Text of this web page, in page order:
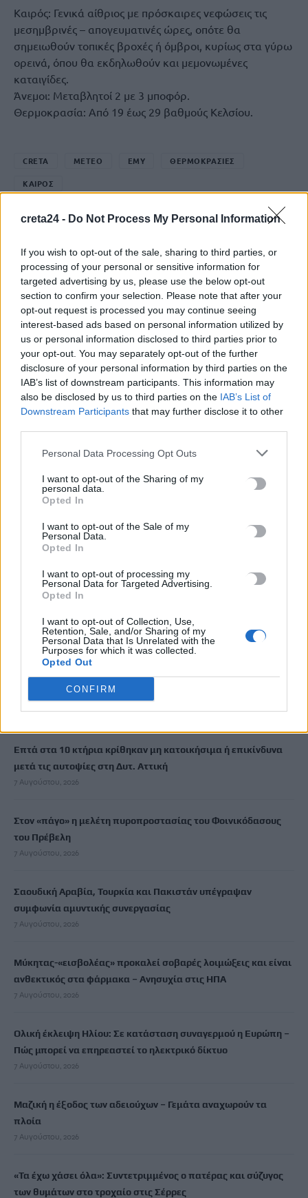
creta24 - Do Not Process My Personal Information
If you wish to opt-out of the sale, sharing to third parties, or
processing of your personal or sensitive information for
targeted advertising by us, please use the below opt-out
section to confirm your selection. Please note that after your
opt-out request is processed you may continue seeing
interest-based ads based on personal information utilized by
us or personal information disclosed to third parties prior to
your opt-out. You may separately opt-out of the further
disclosure of your personal information by third parties on the
IAB’s list of downstream participants. This information may
also be disclosed by us to third parties on the IAB’s List of
Downstream Participants that may further disclose it to other
Personal Data Processing Opt Outs
I want to opt-out of the Sharing of my
personal data.
Opted In
I want to opt-out of the Sale of my
Personal Data.
Opted In
I want to opt-out of processing my
Personal Data for Targeted Advertising.
Opted In
I want to opt-out of Collection, Use,
Retention, Sale, and/or Sharing of my
Personal Data that Is Unrelated with the
Purposes for which it was collected.
Opted Out
CONFIRM
Καιρός: Γενικά αίθριος με πρόσκαιρες νεφώσεις τις
μεσημβρινές – απογευματινές ώρες, οπότε θα
σημειωθούν τοπικές βροχές ή όμβροι, κυρίως στα γύρω
ορεινά, όπου θα εκδηλωθούν και μεμονωμένες
καταιγίδες.
Άνεμοι: Μεταβλητοί 2 με 3 μποφόρ.
Θερμοκρασία: Από 19 έως 29 βαθμούς Κελσίου.
CRETA METEO ΕΜΥ ΘΕΡΜΟΚΡΑΣΙΕΣ
ΚΑΙΡΟΣ
Έλενα Τοπαλίδου: Νέα αναβολή
στη δίκη για οδήγηση υπό την
επήρεια αλκοόλ
8 Ιουνίου, 2026
ΕΠΌΜΕΝΟ
Ισχυρό το μήνυμα της ημερίδας
για Η βιώσιμη κινητικότητα στο
επίκεντρο της ημερίδας για «Το
μέλλον της αστικής
τροφίμων και της βιώσιμης
κινητικότητας»
Μην χάνεις είδηση. Βάλε το
στην
ΠΡΟΣΘΕΣΕ ΤΟ CRETA24ΣΤΗΝ GOOGLE
ΡΟΗ ΕΙΔΗΣΕΩΝ
Σοβαρή καταγγελία: Τουρίστας στην Κρήτη επιχείρησε να
χρηματίσει υπάλληλο για να του επιτρέψει να ασελγήσει σε
7 Αυγούστου, 2026
Επτά στα 10 κτήρια κρίθηκαν μη κατοικήσιμα ή επικίνδυνα
μετά τις αυτοψίες στη Δυτ. Αττική
7 Αυγούστου, 2026
Στον «πάγο» η μελέτη πυροπροστασίας του Φοινικόδασους
του Πρέβελη
7 Αυγούστου, 2026
Σαουδική Αραβία, Τουρκία και Πακιστάν υπέγραψαν
συμφωνία αμυντικής συνεργασίας
7 Αυγούστου, 2026
Μύκητας-«εισβολέας» προκαλεί σοβαρές λοιμώξεις και είναι
ανθεκτικός στα φάρμακα – Ανησυχία στις ΗΠΑ
7 Αυγούστου, 2026
Ολική έκλειψη Ηλίου: Σε κατάσταση συναγερμού η Ευρώπη –
Πώς μπορεί να επηρεαστεί το ηλεκτρικό δίκτυο
7 Αυγούστου, 2026
Μαζική η έξοδος των αδειούχων – Γεμάτα αναχωρούν τα
πλοία
7 Αυγούστου, 2026
«Τα έχω χάσει όλα»: Συντετριμμένος ο πατέρας και σύζυγος
των θυμάτων στο τροχαίο στις Σέρρες